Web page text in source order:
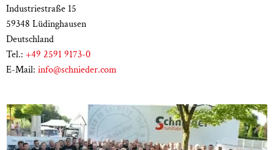
Industriestraße 15
59348 Lüdinghausen
Deutschland
Tel.: +49 2591 9173-0
E-Mail: info@schnieder.com